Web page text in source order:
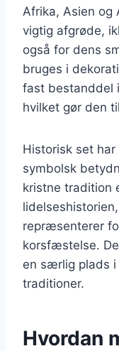
Afrika, Asien og
vigtig afgrøde,
også for dens
bruges i
fast bestanddel
hvilket gør den
Historisk set
symbolsk
kristne tradition
repræsenterer
korsfæstelse.
en særlig plads i
traditioner.
Hvordan